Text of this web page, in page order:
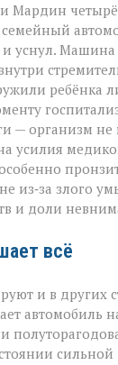
Мардин
семейный
уснул. Машина
ребёнка
— организм
усилия
из‑за злого
и доли
всё
и в других
автомобиль
сильной